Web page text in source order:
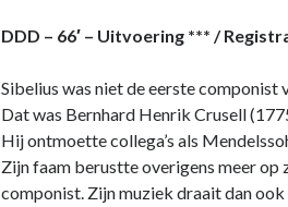
DDD – 66′ – Uitvoering *** /
Sibelius was niet de eerste
Dat was Bernhard Henrik Crusell
Hij ontmoette collega’s als
Zijn faam berustte overigens meer
componist. Zijn muziek draait dan